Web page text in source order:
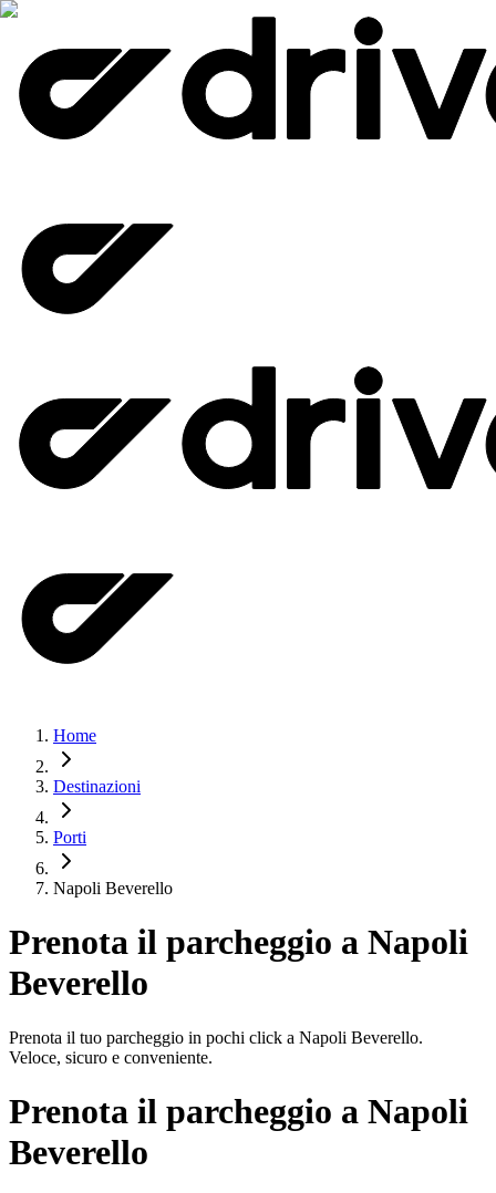
Home
Destinazioni
Porti
Napoli Beverello
Prenota il parcheggio a Napoli
Beverello
Prenota il tuo parcheggio in pochi click a Napoli Beverello.
Veloce, sicuro e conveniente.
Prenota il parcheggio a Napoli
Beverello